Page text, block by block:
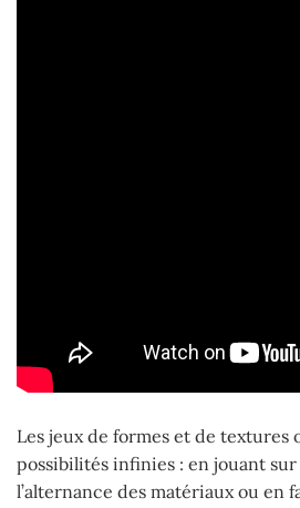
Les jeux de formes et de textures
possibilités infinies : en jouant
l’alternance des matériaux ou en